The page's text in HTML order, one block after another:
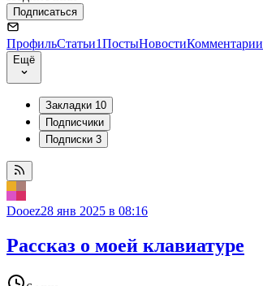
Подписаться
ПрофильСтатьи1ПостыНовостиКомментарии
Ещё
Закладки 10
Подписчики
Подписки 3
Dooez28 янв 2025 в 08:16
Рассказ о моей клавиатуре